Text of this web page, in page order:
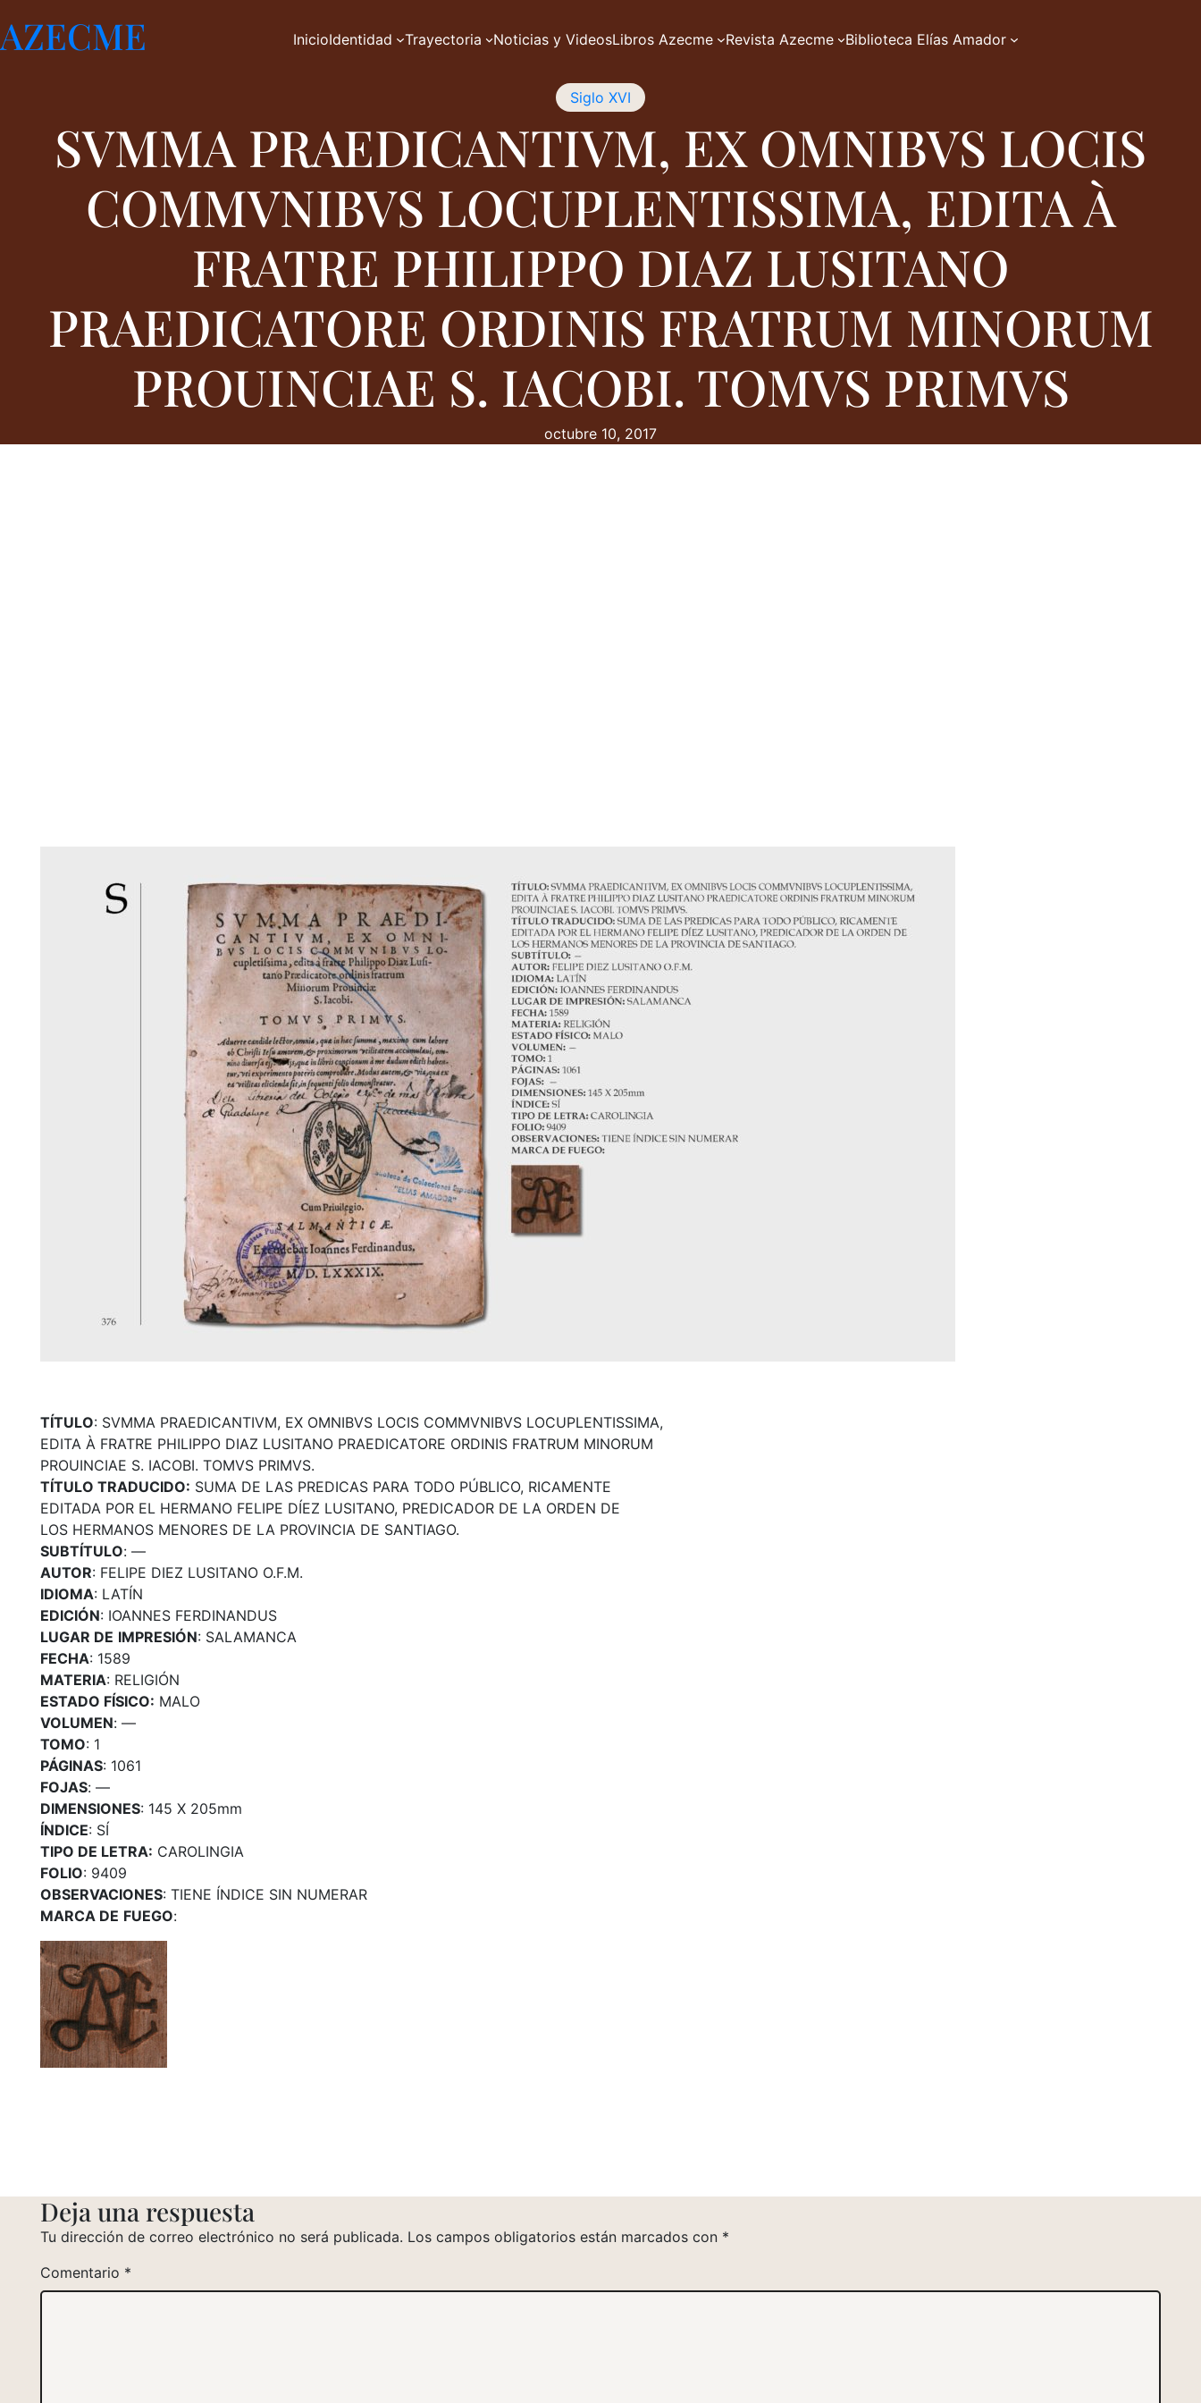
al
contenido
AZECME InicioIdentidad Trayectoria Noticias y VideosLibros Azecme Revista Azecme Biblioteca Elías Amador
Siglo XVI
SVMMA PRAEDICANTIVM, EX OMNIBVS LOCIS
COMMVNIBVS LOCUPLENTISSIMA, EDITA À
FRATRE PHILIPPO DIAZ LUSITANO
PRAEDICATORE ORDINIS FRATRUM MINORUM
PROUINCIAE S. IACOBI. TOMVS PRIMVS
octubre 10, 2017
TÍTULO: SVMMA PRAEDICANTIVM, EX OMNIBVS LOCIS COMMVNIBVS LOCUPLENTISSIMA,
EDITA À FRATRE PHILIPPO DIAZ LUSITANO PRAEDICATORE ORDINIS FRATRUM MINORUM
PROUINCIAE S. IACOBI. TOMVS PRIMVS.
TÍTULO TRADUCIDO: SUMA DE LAS PREDICAS PARA TODO PÚBLICO, RICAMENTE
EDITADA POR EL HERMANO FELIPE DÍEZ LUSITANO, PREDICADOR DE LA ORDEN DE
LOS HERMANOS MENORES DE LA PROVINCIA DE SANTIAGO.
SUBTÍTULO: —
AUTOR: FELIPE DIEZ LUSITANO O.F.M.
IDIOMA: LATÍN
EDICIÓN: IOANNES FERDINANDUS
LUGAR DE IMPRESIÓN: SALAMANCA
FECHA: 1589
MATERIA: RELIGIÓN
ESTADO FÍSICO: MALO
VOLUMEN: —
TOMO: 1
PÁGINAS: 1061
FOJAS: —
DIMENSIONES: 145 X 205mm
ÍNDICE: SÍ
TIPO DE LETRA: CAROLINGIA
FOLIO: 9409
OBSERVACIONES: TIENE ÍNDICE SIN NUMERAR
MARCA DE FUEGO:
Deja una respuesta
Tu dirección de correo electrónico no será publicada. Los campos obligatorios están marcados con *
Comentario *